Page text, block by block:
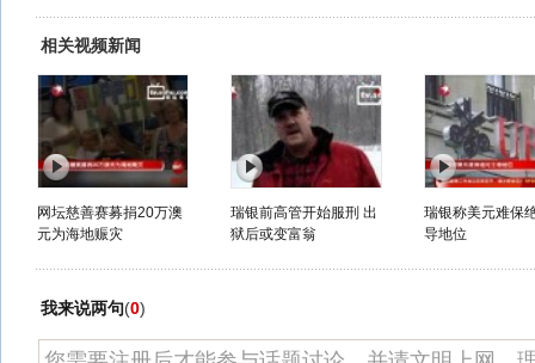
相关视频新闻
网坛慈善赛募捐20万澳
元为海地赈灾
瑞银前高管开始服刑 出
狱后或变富翁
瑞银称美元难保
导地位
我来说两句(0)